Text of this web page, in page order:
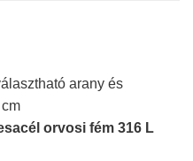
arany és
orvosi fém 316 L